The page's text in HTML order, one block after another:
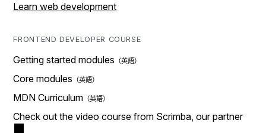
Learn web development
FRONTEND DEVELOPER COURSE
Getting started modules
Core modules
MDN Curriculum
Check out the video course from Scrimba, our partner